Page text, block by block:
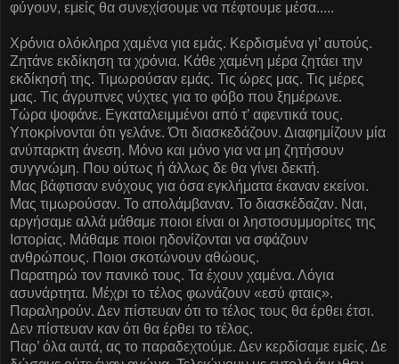
φύγουν, εμείς θα συνεχίσουμε να πέφτουμε μέσα.....
Χρόνια ολόκληρα χαμένα για εμάς. Κερδισμένα γι’ αυτούς.
Ζητάνε εκδίκηση τα χρόνια. Κάθε χαμένη μέρα ζητάει την
εκδίκησή της. Τιμωρούσαν εμάς. Τις ώρες μας. Τις μέρες
μας. Τις άγρυπνες νύχτες για το φόβο που ξημέρωνε.
Τώρα ψοφάνε. Εγκαταλειμμένοι από τ’ αφεντικά τους.
Υποκρίνονται ότι γελάνε. Ότι διασκεδάζουν. Διαφημίζουν μία
ανύπαρκτη άνεση. Μόνο και μόνο για να μη ζητήσουν
συγγνώμη. Που ούτως ή άλλως δε θα γίνει δεκτή.
Μας βάφτισαν ενόχους για όσα εγκλήματα έκαναν εκείνοι.
Μας τιμωρούσαν. Το απολάμβαναν. Το διασκέδαζαν. Ναι,
αργήσαμε αλλά μάθαμε ποιοι είναι οι ληστοσυμμορίτες της
Ιστορίας. Μάθαμε ποιοι ηδονίζονται να σφάζουν
ανθρώπους. Ποιοι σκοτώνουν αθώους.
Παρατηρώ τον πανικό τους. Τα έχουν χαμένα. Λόγια
ασυνάρτητα. Μέχρι το τέλος φωνάζουν «εσύ φταις».
Παραληρούν. Δεν πίστευαν ότι το τέλος τους θα έρθει έτσι.
Δεν πίστευαν καν ότι θα έρθει το τέλος.
Παρ’ όλα αυτά, ας το παραδεχτούμε. Δεν κερδίσαμε εμείς. Δε